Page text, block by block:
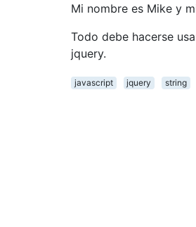
Mi nombre es Mike y
Todo debe hacerse
jquery.
javascript jquery string